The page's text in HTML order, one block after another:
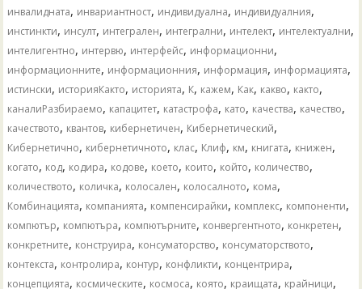
инвалидната, инвариантност, индивидуална, индивидуалния,
инстинкти, инсулт, интегрален, интегрални, интелект, интелектуални,
интелигентно, интервю, интерфейс, информационни,
информационните, информационния, информация, информацията,
истински, историяКакто, историята, К, кажем, Как, какво, както,
каналиРазбираемо, капацитет, катастрофа, като, качества, качество,
качеството, квантов, кибернетичен, Кибернетический,
Кибернетично, кибернетичното, клас, Клиф, км, книгата, книжен,
когато, код, кодира, кодове, което, които, който, количество,
количеството, количка, колосален, колосалното, кома,
Комбинацията, компанията, компенсирайки, комплекс, компоненти,
компютър, компютъра, компютърните, конвергентното, конкретен,
конкретните, конструира, консуматорство, консуматорството,
контекста, контролира, контур, конфликти, концентрира,
концепцията, космическите, космоса, която, краищата, крайници,